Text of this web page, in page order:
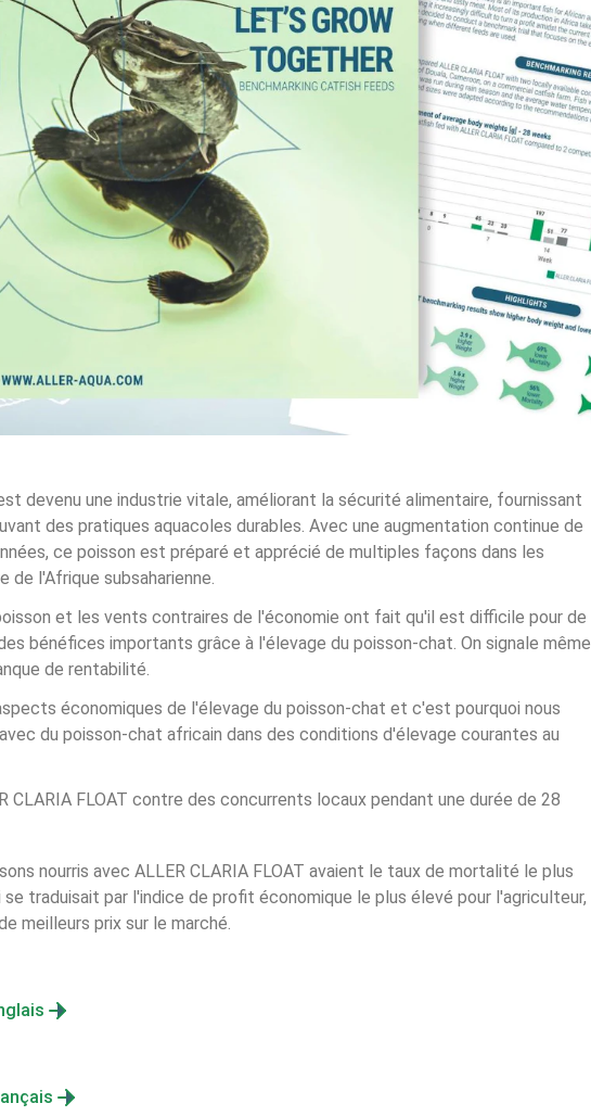
devenu une industrie vitale, améliorant la sécurité alimentaire, fournissant
des pratiques aquacoles durables. Avec une augmentation continue de
ce poisson est préparé et apprécié de multiples façons dans les
l'Afrique subsaharienne.
et les vents contraires de l'économie ont fait qu'il est difficile pour de
bénéfices importants grâce à l'élevage du poisson-chat. On signale même
de rentabilité.
économiques de l'élevage du poisson-chat et c'est pourquoi nous
du poisson-chat africain dans des conditions d'élevage courantes au
CLARIA FLOAT contre des concurrents locaux pendant une durée de 28
nourris avec ALLER CLARIA FLOAT avaient le taux de mortalité le plus
traduisait par l'indice de profit économique le plus élevé pour l'agriculteur,
meilleurs prix sur le marché.